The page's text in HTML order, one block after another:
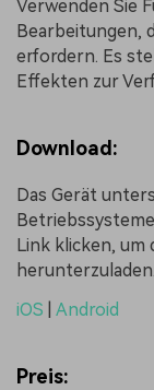
Verwenden Sie
Bearbeitungen,
erfordern. Es
Effekten zur
Download:
Das Gerät
Link klicken, um
herunterzuladen.
iOS
Android
Preis: